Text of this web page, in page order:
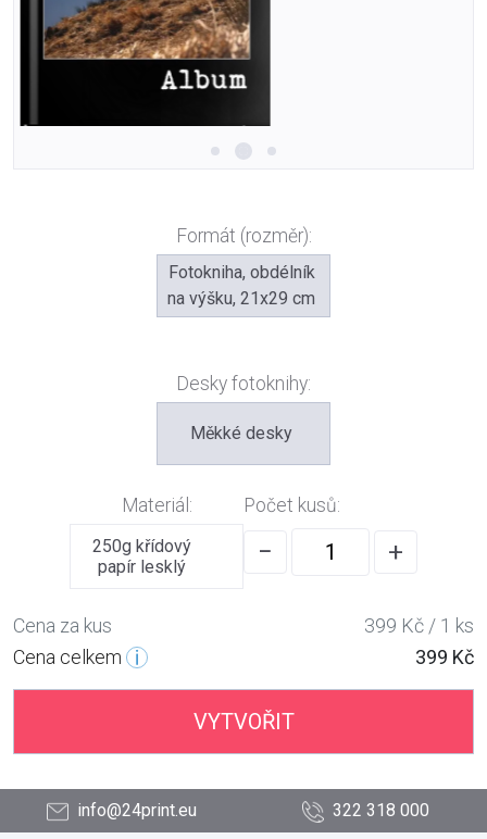
Formát (rozměr):
Fotokniha, obdélník
na výšku, 21x29 cm
Desky fotoknihy:
Měkké desky
Materiál:
250g křídový
papír lesklý
Počet kusů:
− +
Cena za kus
399 Kč / 1 ks
Cena celkem
399 Kč
VYTVOŘIT
info@24print.eu 322 318 000